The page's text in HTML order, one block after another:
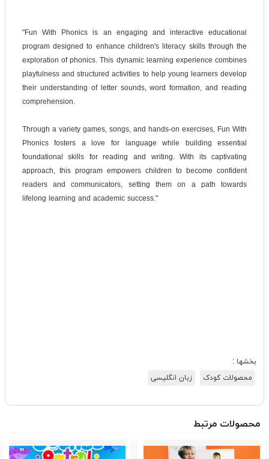
"Fun With Phonics is an engaging and interactive educational
program designed to enhance children's literacy skills through the
exploration of phonics. This dynamic learning experience combines
playfulness and structured activities to help young learners develop
their understanding of letter sounds, word formation, and reading
comprehension.
Through a variety games, songs, and hands-on exercises, Fun With
Phonics fosters a love for language while building essential
foundational skills for reading and writing. With its captivating
approach, this program empowers children to become confident
readers and communicators, setting them on a path towards
lifelong learning and academic success."
بخشها :
محصولات کودک
زبان انگلیسی
محصولات مرتبط